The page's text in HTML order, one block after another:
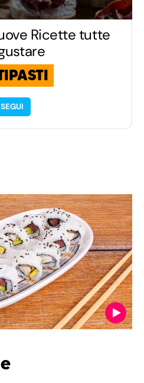
Ricette tutte
SEGUI